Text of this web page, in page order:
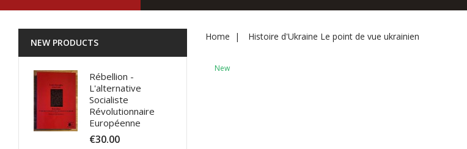
NEW PRODUCTS
Rébellion -
L'alternative
Socialiste
Révolutionnaire
Européenne
€30.00
Home Histoire d'Ukraine Le point de vue ukrainien
New